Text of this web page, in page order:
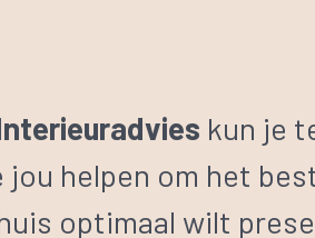
kun je
helpen om het
optimaal wilt